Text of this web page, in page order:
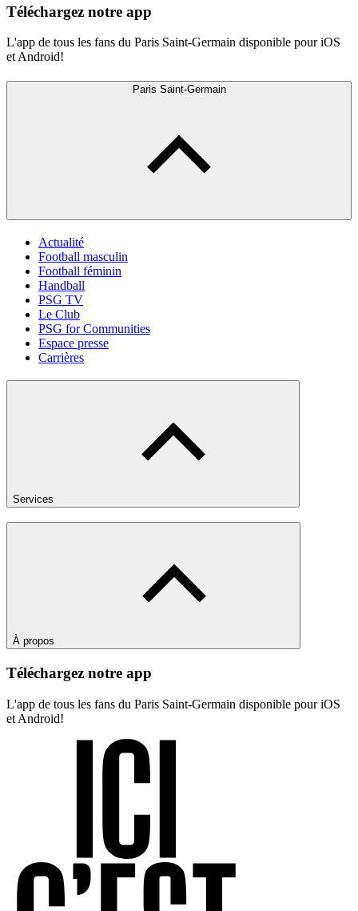
Téléchargez notre app
L'app de tous les fans du Paris Saint-Germain disponible pour iOS
et Android!
Paris Saint-Germain
Actualité
Football masculin
Football féminin
Handball
PSG TV
Le Club
PSG for Communities
Espace presse
Carrières
Services
À propos
Téléchargez notre app
L'app de tous les fans du Paris Saint-Germain disponible pour iOS
et Android!